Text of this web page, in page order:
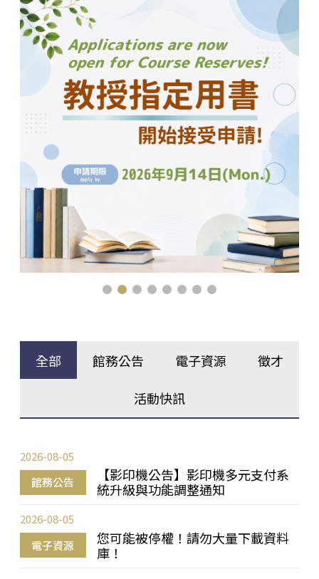
全部 館務公告 電子資源 徵才
活動快訊
館務公告
【影印機公告】影印機多元支付系
統升級與功能調整通知
2026-08-05
電子資源
您可能被停權！請勿大量下載資料
庫！
2026-08-05